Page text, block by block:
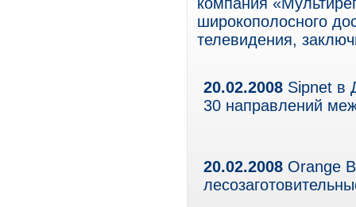
широкополосного
телевидения,
20.02.2008 Sipnet в
30 направлений
20.02.2008 Orange